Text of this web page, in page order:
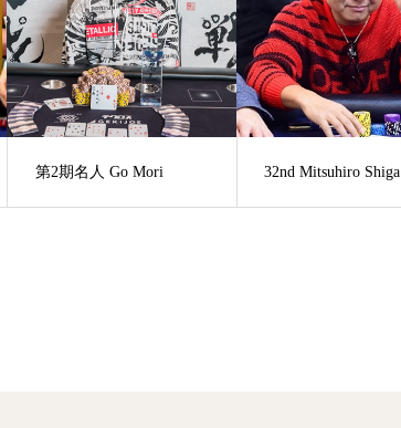
第2期名人 Go Mori 32nd Mitsuhiro Shiga